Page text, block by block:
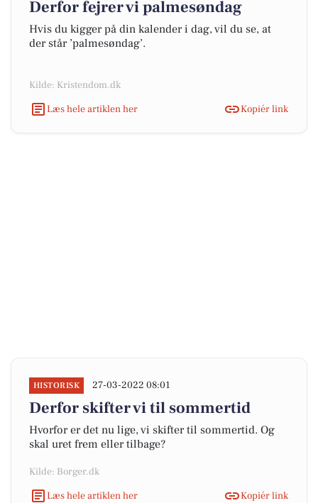
Derfor fejrer vi palmesøndag
Hvis du kigger på din kalender i dag, vil du se, at
der står ’palmesøndag’.
Kilde: Kristendom.dk
Læs hele artiklen her
Kopiér link
HISTORISK 27-03-2022 08:01
Derfor skifter vi til sommertid
Hvorfor er det nu lige, vi skifter til sommertid. Og
skal uret frem eller tilbage?
Kilde: Borger.dk
Læs hele artiklen her
Kopiér link